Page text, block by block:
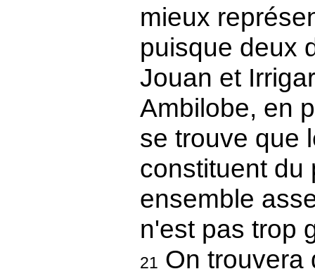
mieux
puisque deux
Jouan et
Ambilobe, en
se trouve que
constituent du
ensemble
n'est pas trop
21 On trouvera